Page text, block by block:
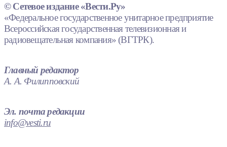
© Сетевое издание «Вести.Ру»
«Федеральное государственное унитарное предприятие
Всероссийская государственная телевизионная и
радиовещательная компания» (ВГТРК).
Главный редактор
А. А. Филипповский
Эл. почта редакции
info@vesti.ru